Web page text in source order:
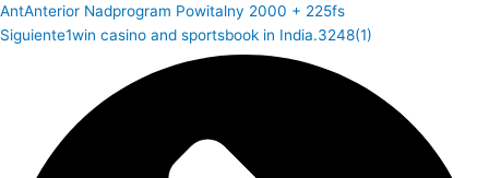
AntAnterior Nadprogram Powitalny 2000 + 225fs
Siguiente1win casino and sportsbook in India.3248(1)